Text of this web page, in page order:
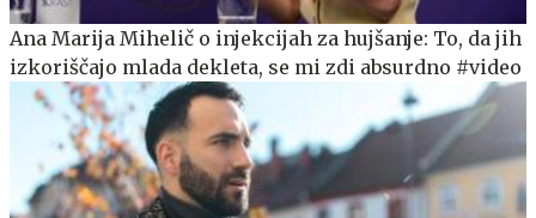
Ana Marija Mihelič o injekcijah za hujšanje: To, da jih
izkoriščajo mlada dekleta, se mi zdi absurdno #video